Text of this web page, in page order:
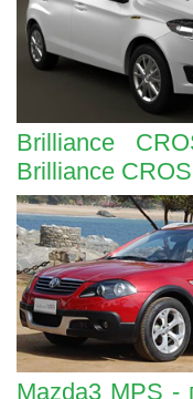
Brilliance
Brilliance
Mazda3 MPS -